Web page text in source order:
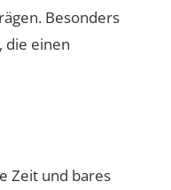
Besonders
die einen
Zeit und bares